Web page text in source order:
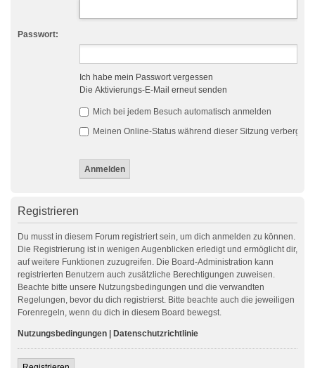
Passwort:
Ich habe mein Passwort vergessen
Die Aktivierungs-E-Mail erneut senden
Mich bei jedem Besuch automatisch anmelden
Meinen Online-Status während dieser Sitzung verbergen
Registrieren
Du musst in diesem Forum registriert sein, um dich anmelden zu können.
Die Registrierung ist in wenigen Augenblicken erledigt und ermöglicht dir,
auf weitere Funktionen zuzugreifen. Die Board-Administration kann
registrierten Benutzern auch zusätzliche Berechtigungen zuweisen.
Beachte bitte unsere Nutzungsbedingungen und die verwandten
Regelungen, bevor du dich registrierst. Bitte beachte auch die jeweiligen
Forenregeln, wenn du dich in diesem Board bewegst.
Nutzungsbedingungen Datenschutzrichtlinie